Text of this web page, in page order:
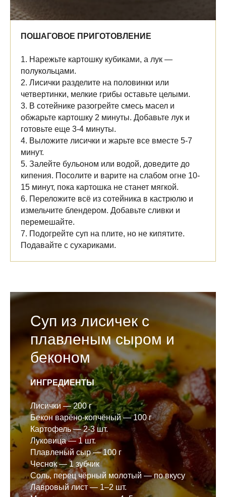
ПОШАГОВОЕ ПРИГОТОВЛЕНИЕ
1. Нарежьте картошку кубиками, а лук —
полукольцами.
2. Лисички разделите на половинки или
четвертинки, мелкие грибы оставьте целыми.
3. В сотейнике разогрейте смесь масел и
обжарьте картошку 2 минуты. Добавьте лук и
готовьте еще 3-4 минуты.
4. Выложите лисички и жарьте все вместе 5-7
минут.
5. Залейте бульоном или водой, доведите до
кипения. Посолите и варите на слабом огне 10-
15 минут, пока картошка не станет мягкой.
6. Переложите всё из сотейника в кастрюлю и
измельчите блендером. Добавьте сливки и
перемешайте.
7. Подогрейте суп на плите, но не кипятите.
Подавайте с сухариками.
Суп из лисичек с
плавленым сыром и
беконом
ИНГРЕДИЕНТЫ
Лисички — 200 г
Бекон варёно-копчёный — 100 г
Картофель — 2-3 шт.
Луковица — 1 шт.
Плавленый сыр — 100 г
Чеснок — 1 зубчик
Соль, перец чёрный молотый — по вкусу
Лавровый лист — 1–2 шт.